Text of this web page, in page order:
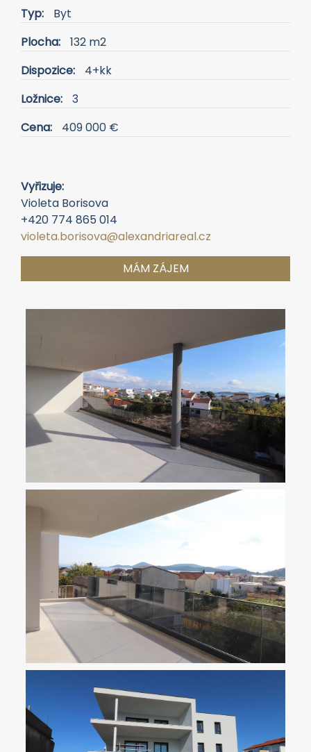
Typ:
Byt
Plocha:
132 m2
Dispozice:
4+kk
Ložnice:
3
Cena:
409 000 €
Vyřizuje:
Violeta Borisova
+420 774 865 014
violeta.borisova@alexandriareal.cz
MÁM ZÁJEM